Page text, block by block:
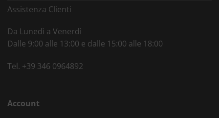
Assistenza Clienti
Da Lunedì a Venerdì
Dalle 9:00 alle 13:00 e dalle 15:00 alle 18:00
Tel. +39 346 0964892
Account